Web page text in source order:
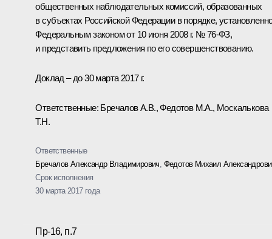
общественных наблюдательных комиссий, образованных
в субъектах Российской Федерации в порядке,
Федеральным законом от 10 июня 2008 г. № 76-ФЗ,
и представить предложения по его совершенствованию.
Доклад – до 30 марта 2017 г.
Ответственные: Бречалов А.В., Федотов М.А., Москалькова
Т.Н.
Ответственные
Бречалов Александр Владимирович Федотов Михаил
Срок исполнения
30 марта 2017 года
Пр-16, п.7